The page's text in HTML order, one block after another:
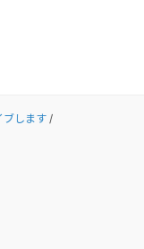
ブします/